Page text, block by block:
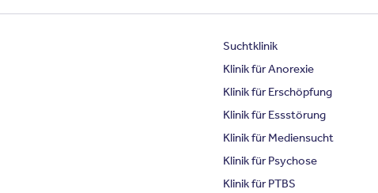
Suchtklinik
Klinik für Anorexie
Klinik für Erschöpfung
Klinik für Essstörung
Klinik für Mediensucht
Klinik für Psychose
Klinik für PTBS